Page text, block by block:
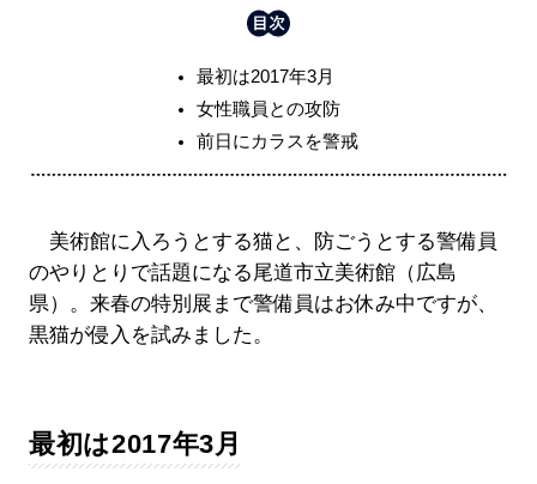
最初は2017年3月
女性職員との攻防
前日にカラスを警戒
美術館に入ろうとする猫と、防ごうとする警備員
のやりとりで話題になる尾道市立美術館（広島
県）。来春の特別展まで警備員はお休み中ですが、
黒猫が侵入を試みました。
最初は2017年3月